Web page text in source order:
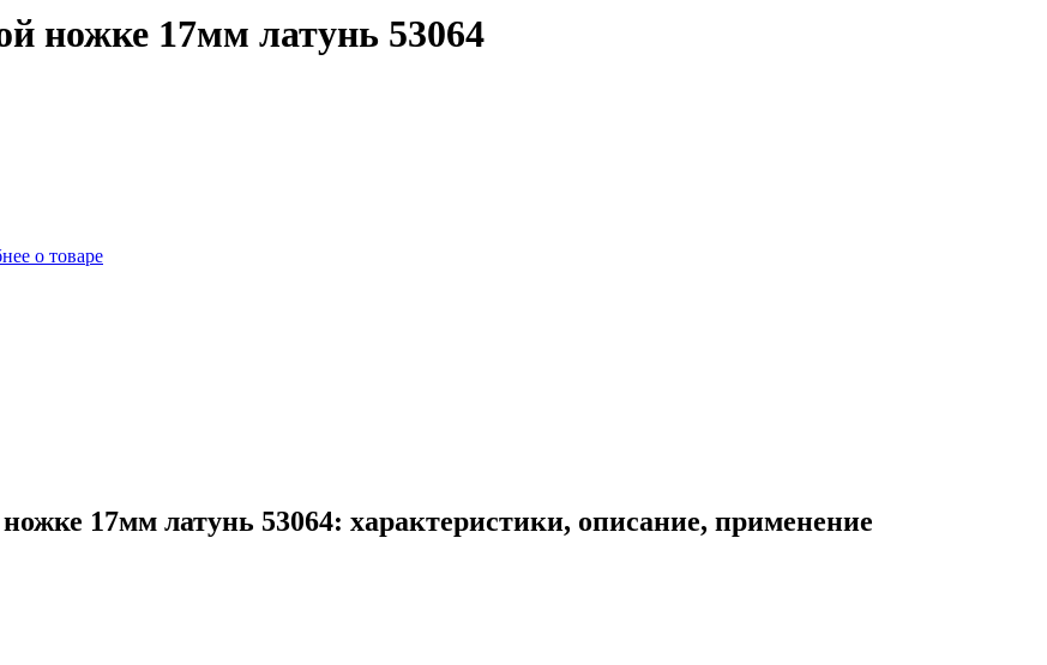
ножке 17мм латунь 53064
о товаре
17мм латунь 53064: характеристики, описание, применение